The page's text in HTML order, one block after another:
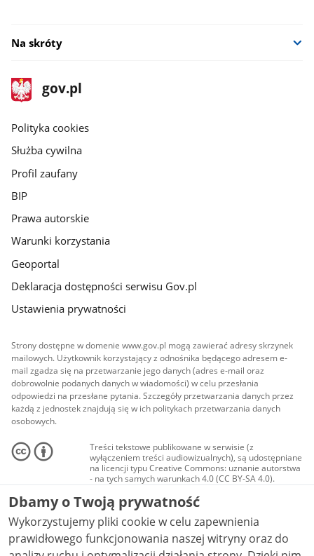
Na skróty
stopka
gov.pl
Strona
gov.pl
gov.pl
Polityka cookies
Służba cywilna
Profil zaufany
BIP
Prawa autorskie
Warunki korzystania
Geoportal
Deklaracja dostępności serwisu Gov.pl
Ustawienia prywatności
Strony dostępne w domenie www.gov.pl mogą zawierać adresy skrzynek
mailowych. Użytkownik korzystający z odnośnika będącego adresem e-
mail zgadza się na przetwarzanie jego danych (adres e-mail oraz
dobrowolnie podanych danych w wiadomości) w celu przesłania
odpowiedzi na przesłane pytania. Szczegóły przetwarzania danych przez
każdą z jednostek znajdują się w ich politykach przetwarzania danych
osobowych.
Treści tekstowe publikowane w serwisie (z
wyłączeniem treści audiowizualnych), są udostępniane
na licencji typu Creative Commons: uznanie autorstwa
- na tych samych warunkach 4.0 (CC BY-SA 4.0).
Materiały audiowizualne, w tym zdjęcia, materiały
audio i wideo, są udostępniane na licencji typu
Creative Commons: uznanie autorstwa użycie
niekomercyjne - bez utworów zależnych 4.0 (CC BY-
NC-ND 4.0), o ile nie jest to stwierdzone inaczej.
Dbamy o Twoją prywatność
Wykorzystujemy pliki cookie w celu zapewnienia
prawidłowego funkcjonowania naszej witryny oraz do